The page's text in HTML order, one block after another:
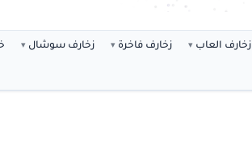
زخارف العاب زخارف فاخرة زخارف سوشال